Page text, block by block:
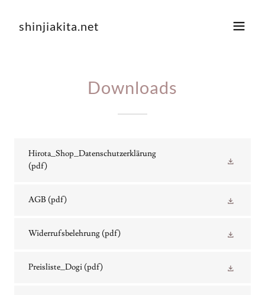
shinjiakita.net
Downloads
Hirota_Shop_Datenschutzerklärung
(pdf)
AGB(pdf)
Widerrufsbelehrung(pdf)
Preisliste_Dogi(pdf)